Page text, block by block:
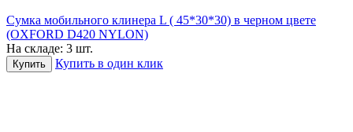
Сумка мобильного клинера L ( 45*30*30) в черном цвете
(OXFORD D420 NYLON)
На складе: 3 шт.
Купить Купить в один клик